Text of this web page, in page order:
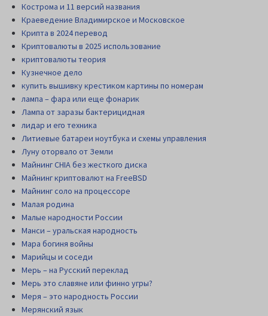
Кострома и 11 версий названия
Краеведение Владимирское и Московское
Крипта в 2024 перевод
Криптовалюты в 2025 использование
криптовалюты теория
Кузнечное дело
купить вышивку крестиком картины по номерам
лампа – фара или еще фонарик
Лампа от заразы бактерицидная
лидар и его техника
Литиевые батареи ноутбука и схемы управления
Луну оторвало от Земли
Майнинг CHIA без жесткого диска
Майнинг криптовалют на FreeBSD
Майнинг соло на процессоре
Малая родина
Малые народности России
Манси – уральская народность
Мара богиня войны
Марийцы и соседи
Мерь – на Русский переклад
Мерь это славяне или финно угры?
Меря – это народность России
Мерянский язык